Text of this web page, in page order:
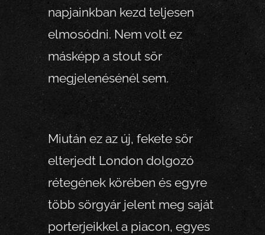
napjainkban kezd teljesen
elmosódni. Nem volt ez
másképp a stout sör
megjelenésénél sem.
Miután ez az új, fekete sör
elterjedt London dolgozó
rétegének körében és egyre
több sörgyár jelent meg saját
porterjeikkel a piacon, egyes